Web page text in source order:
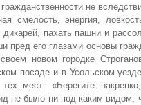
не
смелость, энергия,
пахать пашни и
пред его глазами основы
новом городке
посаде и в Усольском
мест: «Берегите
не было ни под каким